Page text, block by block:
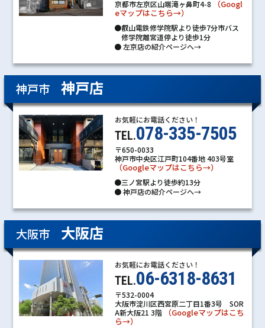
京都市左京区山端滝ヶ鼻町4-8
（Googl
eマップはこちら→）
●叡山電鉄修学院駅より徒歩7分市バス
修学院離宮道停より徒歩1分
●左京店の紹介ページへ→
神戸市 神戸店
お気軽にお電話ください！
TEL.078-335-7505
〒650-0033
神戸市中央区江戸町104番地 403号室
（Googleマップはこちら→）
●三ノ宮駅より徒歩約13分
●神戸店の紹介ページへ→
大阪市 大阪店
お気軽にお電話ください！
TEL.06-6318-8631
〒532-0004
大阪市淀川区西宮原二丁目1番3号 SOR
A新大阪21 3階
（Googleマップはこち
ら→）